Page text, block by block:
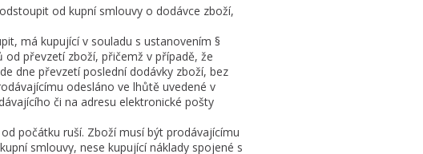
od kupní smlouvy o dodávce zboží,
má kupující v souladu s ustanovením §
převzetí zboží, přičemž v případě, že
dne převzetí poslední dodávky zboží, bez
odesláno ve lhůtě uvedené v
či na adresu elektronické pošty
počátku ruší. Zboží musí být prodávajícímu
smlouvy, nese kupující náklady spojené s